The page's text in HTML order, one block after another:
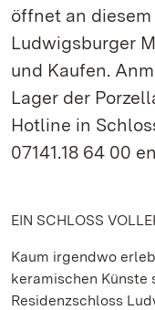
öffnet an
Ludwigsburger
und Kaufen.
Lager der
Hotline in
07141.18 64 00
EIN SCHLOSS
Kaum irgendwo
keramischen Künste
Residenzschloss